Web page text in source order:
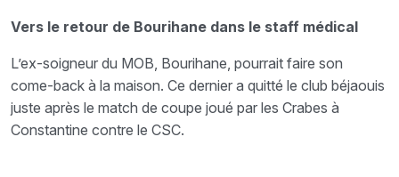
Vers le retour de Bourihane dans le staff médical
L’ex-soigneur du MOB, Bourihane, pourrait faire son
come-back à la maison. Ce dernier a quitté le club béjaouis
juste après le match de coupe joué par les Crabes à
Constantine contre le CSC.